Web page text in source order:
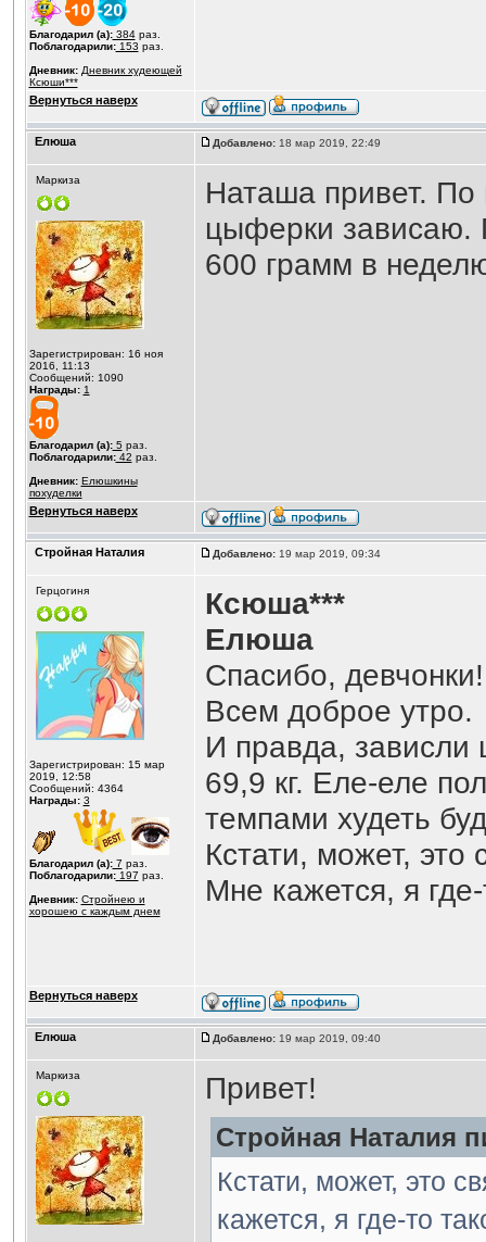
Благодарил (а):384раз.
Поблагодарили:153 раз.
Дневник: Дневник худеющей
Ксюши***
Вернуться наверх
Елюша Добавлено:18 мар 2019, 22:49
Маркиза
Зарегистрирован: 16 ноя
2016, 11:13
Сообщений: 1090
Награды: 1
Благодарил (а):5 раз.
Поблагодарили:42 раз.
Дневник: Елюшкины
похуделки
Наташа привет. По
цыферки зависаю.
600 грамм в
Вернуться наверх
Стройная Наталия Добавлено:19 мар 2019, 09:34
Герцогиня
Зарегистрирован: 15 мар
2019, 12:58
Сообщений: 4364
Награды: 3
Благодарил (а):7 раз.
Поблагодарили:197 раз.
Дневник: Стройнею и
хорошею с каждым днем
Ксюша***
Елюша
Спасибо, девчонки!
Всем доброе утро.
И правда, зависли
69,9 кг. Еле-еле
темпами худеть
Кстати, может, это
Мне кажется, я
Вернуться наверх
Елюша Добавлено:19 мар 2019, 09:40
Маркиза Привет!
Стройная Наталия
Кстати, может, это
кажется, я где-то